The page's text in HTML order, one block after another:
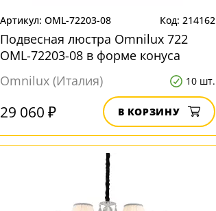
OML-72203-08 214162
Подвесная люстра Omnilux 722
OML-72203-08 в форме конуса
Omnilux (Италия)
10 шт.
29 060 ₽ В КОРЗИНУ